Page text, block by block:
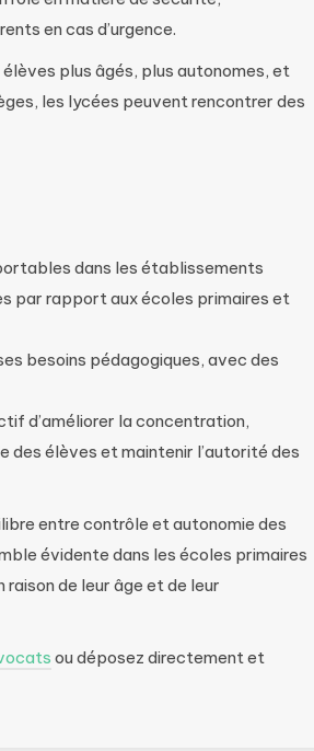
en cas d’urgence.
plus âgés, plus autonomes, et
les lycées peuvent rencontrer des
dans les établissements
par rapport aux écoles primaires et
besoins pédagogiques, avec des
d’améliorer la concentration,
élèves et maintenir l’autorité des
entre contrôle et autonomie des
évidente dans les écoles primaires
de leur âge et de leur
ou déposez directement et